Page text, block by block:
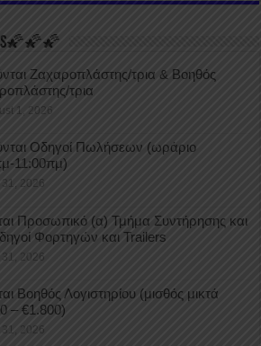
Ζαχαροπλάστης/τρια & Βοηθός
τρια
1, 2026
Οδηγοί Πωλήσεων (ωράριο
11:00πμ)
2026
Προσωπικό (α) Τμήμα Συντήρησης και
Φορτηγών και Trailers
31, 2026
Βοηθός Λογιστηρίου (μισθός μικτά
– €1.800)
31, 2026